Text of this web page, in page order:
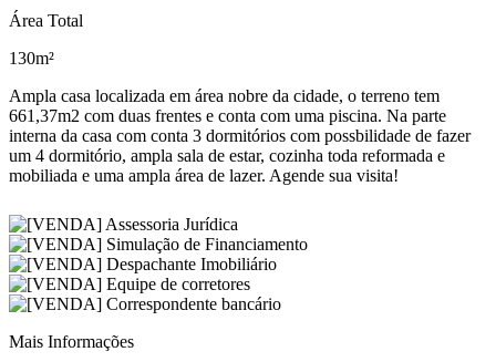
Área Total
130m²
Ampla casa localizada em área nobre da cidade, o terreno tem
661,37m2 com duas frentes e conta com uma piscina. Na parte
interna da casa com conta 3 dormitórios com possbilidade de fazer
um 4 dormitório, ampla sala de estar, cozinha toda reformada e
mobiliada e uma ampla área de lazer. Agende sua visita!
Mais Informações